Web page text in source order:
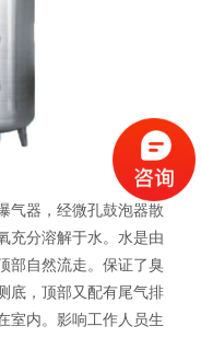
气器，经微孔鼓泡器散
充分溶解于水。水是由
部自然流走。保证了臭
底，顶部又配有尾气排
室内。影响工作人员生